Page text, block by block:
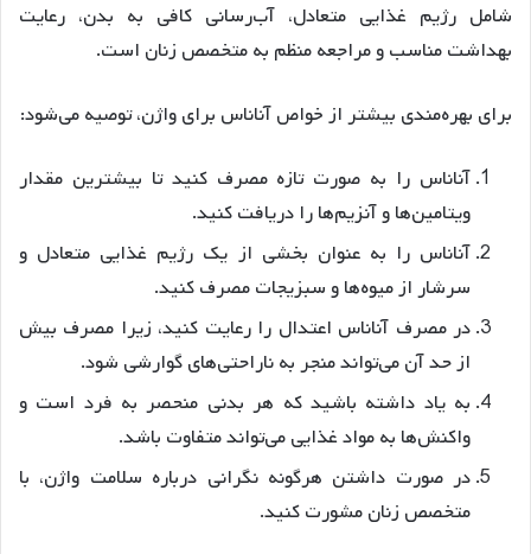
شامل رژیم غذایی متعادل، آب‌رسانی کافی به بدن، رعایت
بهداشت مناسب و مراجعه منظم به متخصص زنان است.
برای بهره‌مندی بیشتر از خواص آناناس برای واژن، توصیه می‌شود:
آناناس را به صورت تازه مصرف کنید تا بیشترین مقدار
ویتامین‌ها و آنزیم‌ها را دریافت کنید.
آناناس را به عنوان بخشی از یک رژیم غذایی متعادل و
سرشار از میوه‌ها و سبزیجات مصرف کنید.
در مصرف آناناس اعتدال را رعایت کنید، زیرا مصرف بیش
از حد آن می‌تواند منجر به ناراحتی‌های گوارشی شود.
به یاد داشته باشید که هر بدنی منحصر به فرد است و
واکنش‌ها به مواد غذایی می‌تواند متفاوت باشد.
در صورت داشتن هرگونه نگرانی درباره سلامت واژن، با
متخصص زنان مشورت کنید.